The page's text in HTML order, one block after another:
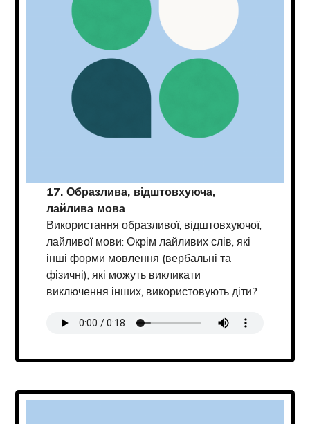
17. Образлива, відштовхуюча,
лайлива мова
Використання образливої, відштовхуючої,
лайливої мови: Окрім лайливих слів, які
інші форми мовлення (вербальні та
фізичні), які можуть викликати
виключення інших, використовують діти?